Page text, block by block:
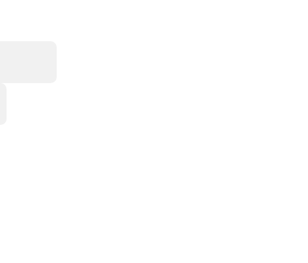
A través de frases explicadas y audios instructivos, dominarás esta